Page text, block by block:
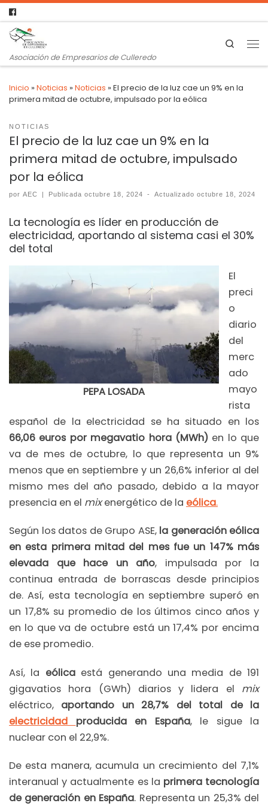
Asociación de Empresarios de Culleredo
Search
Inicio »Noticias »Noticias »El precio de la luz cae un 9% en la
primera mitad de octubre, impulsado por la eólica
NOTICIAS
El precio de la luz cae un 9% en la
primera mitad de octubre, impulsado
por la eólica
por AEC | Publicadaoctubre 18, 2024 - Actualizadooctubre 18, 2024
La tecnología es líder en producción de
electricidad, aportando al sistema casi el 30%
del total
PEPA LOSADA
El
preci
o
diario
del
merc
ado
mayo
rista
español de la electricidad se ha situado en los
66,06 euros por megavatio hora (MWh)en lo que
va de mes de octubre, lo que representa un 9%
menos que en septiembre y un 26,6% inferior al del
mismo mes del año pasado, debido a la mayor
presencia en el mixenergético de la eólica.
Según los datos de Grupo ASE,la generación eólica
en esta primera mitad del mes fue un 147% más
elevada que hace un año, impulsada por la
continua entrada de borrascas desde principios
de. Así, esta tecnología en septiembre superó en
un 17,8% su promedio de los últimos cinco años y
en lo que va de octubre está un 17,4% por encima
de ese promedio.
Así, la eólicaestá generando una media de 191
gigavatios hora (GWh) diarios y lidera el mix
eléctrico, aportando un 28,7% del total de la
electricidad
producida en España, le sigue la
nuclear con el 22,9%.
De esta manera, acumula un crecimiento del 7,1%
interanual y actualmente es la primera tecnología
de generación en España. Representa un 25,3% del